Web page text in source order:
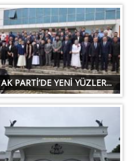
AK PARTİ’DE YENİ YÜZLER...